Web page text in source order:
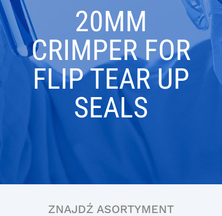
20MM
CRIMPER FOR
FLIP TEAR UP
SEALS
ZNAJDŹ ASORTYMENT